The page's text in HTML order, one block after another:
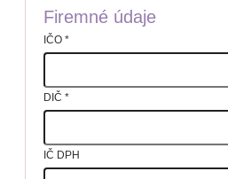
Firemné údaje
IČO *
DIČ *
IČ DPH